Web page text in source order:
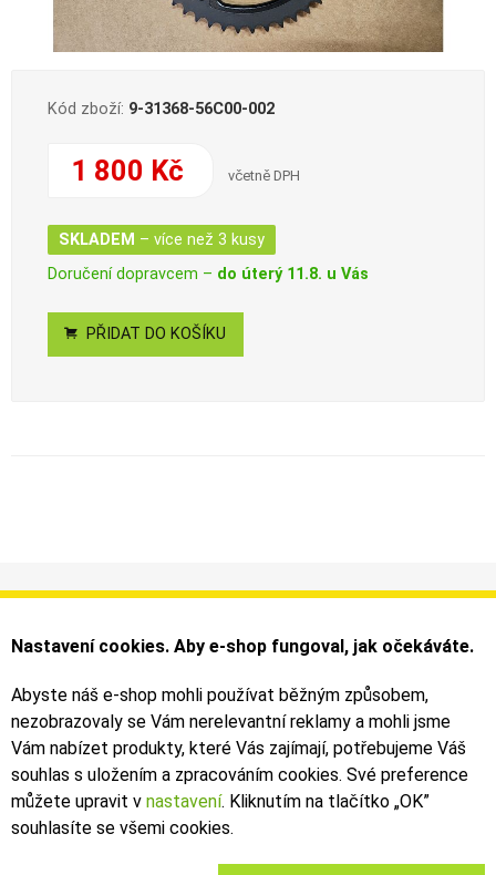
Kód zboží: 9-31368-56C00-002
1 800 Kč včetně DPH
SKLADEM – více než 3 kusy
Doručení dopravcem – do úterý 11.8. u Vás
PŘIDAT DO KOŠÍKU
Informace
Obchodní podmínky
Můj účet
Faktury
Bezpečné on-line platby dodává ComGate
Nastavení cookies. Aby e-shop fungoval, jak očekáváte.
Abyste náš e-shop mohli používat běžným způsobem,
nezobrazovaly se Vám nerelevantní reklamy a mohli jsme
Vám nabízet produkty, které Vás zajímají, potřebujeme Váš
souhlas s uložením a zpracováním cookies. Své preference
můžete upravit v nastavení. Kliknutím na tlačítko „OK”
souhlasíte se všemi cookies.